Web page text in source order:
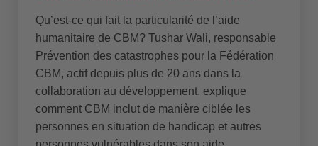
Qu’est-ce qui fait la particularité de l’aide
humanitaire de CBM? Tushar Wali, responsable
Prévention des catastrophes pour la Fédération
CBM, actif depuis plus de 20 ans dans la
collaboration au développement, explique
comment CBM inclut de manière ciblée les
personnes en situation de handicap et autres